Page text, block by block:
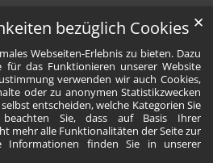
bezüglich Cookies
Webseiten-Erlebnis zu bieten. Dazu
für das Funktionieren unserer Website
verwenden wir auch Cookies,
oder zu anonymen Statistikzwecken
entscheiden, welche Kategorien Sie
Sie, dass auf Basis Ihrer
mehr alle Funktionalitäten der Seite zur
Informationen finden Sie in unserer
✕